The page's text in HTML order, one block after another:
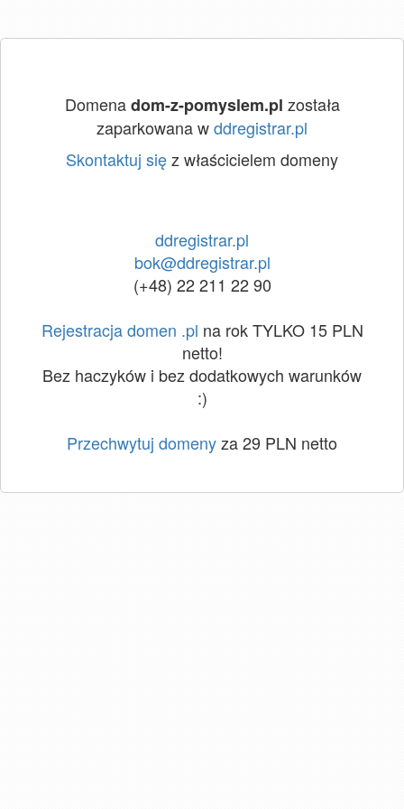
Domenadom-z-pomyslem.pl została
zaparkowana wddregistrar.pl
Skontaktuj sięz właścicielem domeny
ddregistrar.pl
bok@ddregistrar.pl
(+48) 22 211 22 90
Rejestracja domen .pl na rok TYLKO 15 PLN
netto!
Bez haczyków i bez dodatkowych warunków
:)
Przechwytuj domenyza 29 PLN netto